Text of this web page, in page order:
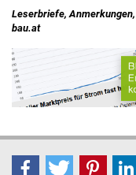
Leserbriefe,
bau.at